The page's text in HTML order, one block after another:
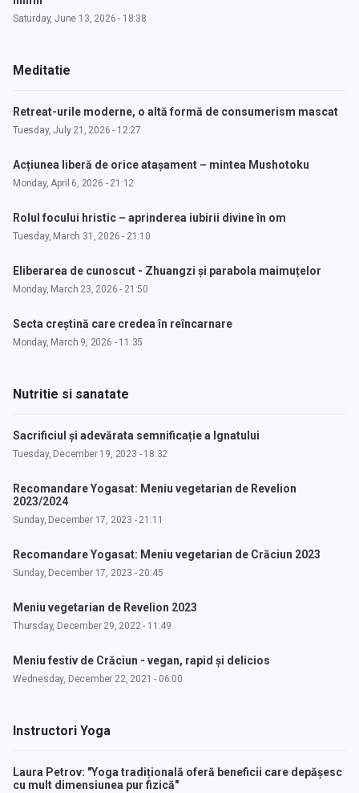
Saturday, June 13, 2026 - 18:38
Meditatie
Retreat-urile moderne, o altă formă de consumerism mascat
Tuesday, July 21, 2026 - 12:27
Acțiunea liberă de orice atașament – mintea Mushotoku
Monday, April 6, 2026 - 21:12
Rolul focului hristic – aprinderea iubirii divine în om
Tuesday, March 31, 2026 - 21:10
Eliberarea de cunoscut - Zhuangzi și parabola maimuțelor
Monday, March 23, 2026 - 21:50
Secta creștină care credea în reîncarnare
Monday, March 9, 2026 - 11:35
Nutritie si sanatate
Sacrificiul și adevărata semnificație a Ignatului
Tuesday, December 19, 2023 - 18:32
Recomandare Yogasat: Meniu vegetarian de Revelion
2023/2024
Sunday, December 17, 2023 - 21:11
Recomandare Yogasat: Meniu vegetarian de Crăciun 2023
Sunday, December 17, 2023 - 20:45
Meniu vegetarian de Revelion 2023
Thursday, December 29, 2022 - 11:49
Meniu festiv de Crăciun - vegan, rapid și delicios
Wednesday, December 22, 2021 - 06:00
Instructori Yoga
Laura Petrov: "Yoga tradițională oferă beneficii care depășesc
cu mult dimensiunea pur fizică"